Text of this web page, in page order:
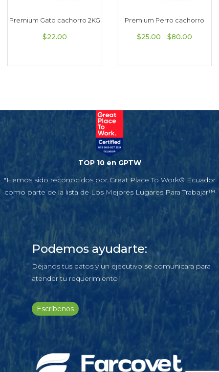
Premium Gato cachorro 2KG
$22.00
Premium Perro cachorro
$25.00 - $80.00Rango
TOP 10 en GPTW
"Hemos sido reconocidos por Great Place To Work® Ecuador
como parte de la lista de Los Mejores Lugares Para Trabajar™
Podemos ayudarte:
Déjanos tus datos y un ejecutivo se comunicara para
atender tu requerimiento
Escríbenos